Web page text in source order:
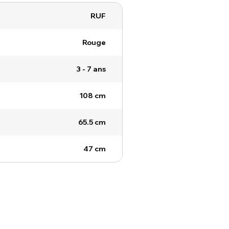
RUF
Rouge
3 - 7 ans
108 cm
65.5 cm
47 cm